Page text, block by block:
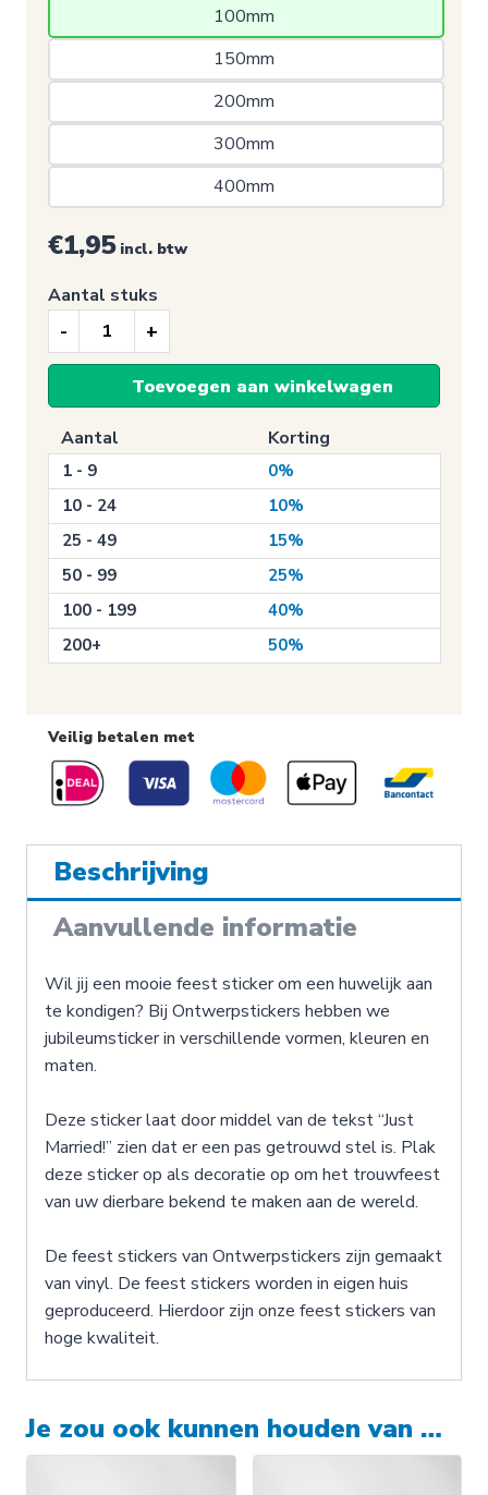
100mm
150mm
200mm
300mm
400mm
€1,95 incl. btw
sticker,
Just
aantal
Aantal stuks
Toevoegen aan winkelwagen
Aantal Korting
1 - 9
0%
10 - 24
10%
25 - 49
15%
50 - 99
25%
100 - 199
40%
200+
50%
Veilig betalen met
Beschrijving
Aanvullende informatie
Wil jij een mooie feest sticker om een huwelijk aan
te kondigen? Bij Ontwerpstickers hebben we
jubileumsticker in verschillende vormen, kleuren en
maten.
Deze sticker laat door middel van de tekst “Just
Married!” zien dat er een pas getrouwd stel is. Plak
deze sticker op als decoratie op om het trouwfeest
van uw dierbare bekend te maken aan de wereld.
De feest stickers van Ontwerpstickers zijn gemaakt
van vinyl. De feest stickers worden in eigen huis
geproduceerd. Hierdoor zijn onze feest stickers van
hoge kwaliteit.
Je zou ook kunnen houden van …